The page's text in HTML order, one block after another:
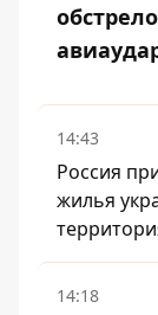
14:43
Россия
жилья
14:18